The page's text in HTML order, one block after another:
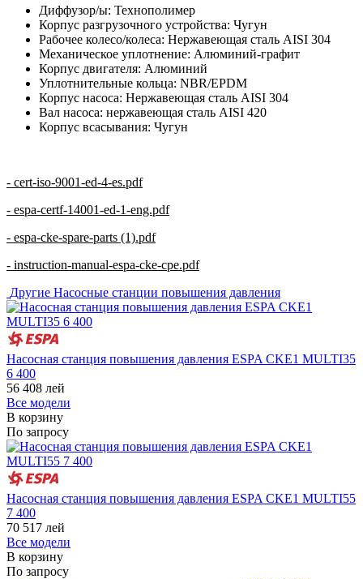
Диффузор/ы: Технополимер
Корпус разгрузочного устройства: Чугун
Рабочее колесо/колеса: Нержавеющая сталь AISI 304
Механическое уплотнение: Алюминий-графит
Корпус двигателя: Алюминий
Уплотнительные кольца: NBR/EPDM
Корпус насоса: Нержавеющая сталь AISI 304
Вал насоса: нержавеющая сталь AISI 420
Корпус всасывания: Чугун
- cert-iso-9001-ed-4-es.pdf
- espa-certf-14001-ed-1-eng.pdf
- espa-cke-spare-parts (1).pdf
- instruction-manual-espa-cke-cpe.pdf
Другие Насосные станции повышения давления
Насосная станция повышения давления ESPA CKE1 MULTI35
6 400
56 408 лей
Все модели
В корзину
По запросу
Насосная станция повышения давления ESPA CKE1 MULTI55
7 400
70 517 лей
Все модели
В корзину
По запросу